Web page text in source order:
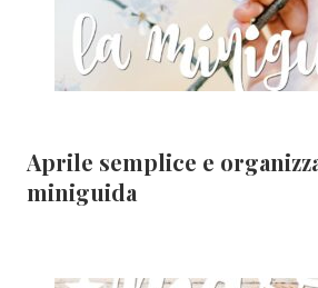
Aprile semplice e
miniguida